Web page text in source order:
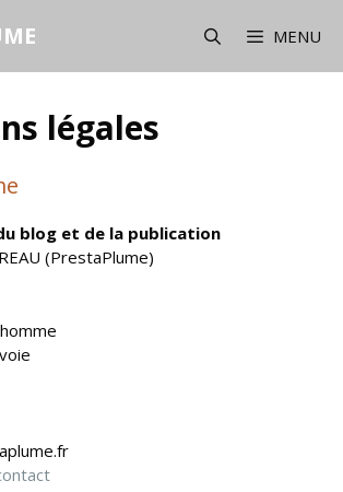
MENU
légales
blog et de la publication
(PrestaPlume)